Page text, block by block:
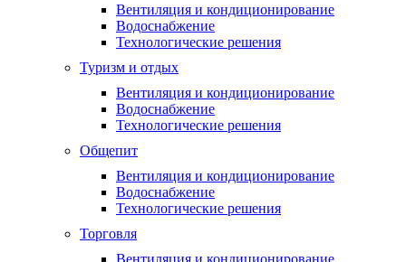
Вентиляция и кондиционирование
Водоснабжение
Технологические решения
Туризм и отдых
Вентиляция и кондиционирование
Водоснабжение
Технологические решения
Общепит
Вентиляция и кондиционирование
Водоснабжение
Технологические решения
Торговля
Вентиляция и кондиционирование